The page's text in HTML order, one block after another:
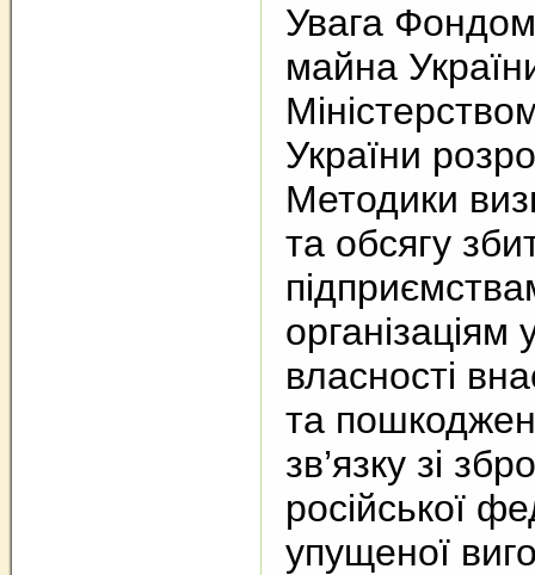
Увага
майна
України
Методики
та обсягу
організаціям
власності
та
зв’язку зі
російської
упущеної